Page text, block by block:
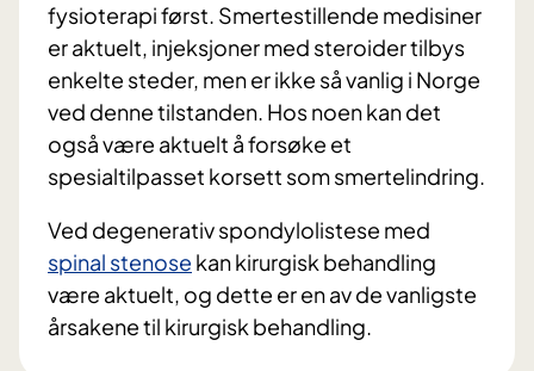
fysioterapi først. Smertestillende medisiner
er aktuelt, injeksjoner med steroider tilbys
enkelte steder, men er ikke så vanlig i Norge
ved denne tilstanden. Hos noen kan det
også være aktuelt å forsøke et
spesialtilpasset korsett som smertelindring.
Ved degenerativ spondylolistese med
spinal stenose kan kirurgisk behandling
være aktuelt, og dette er en av de vanligste
årsakene til kirurgisk behandling.